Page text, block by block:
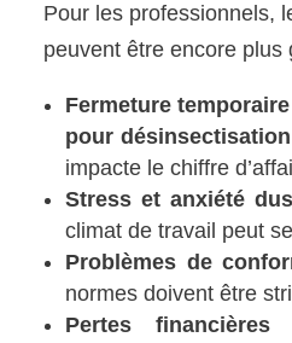
Pour les professionnels,
peuvent être encore plus
Fermeture
pour
impacte le chiffre
Stress et anxiété
climat de travail peut
Problèmes de
normes doivent être
Pertes